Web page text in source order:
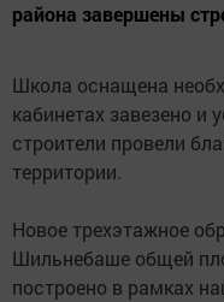
района завершены
Школа оснащена
кабинетах завезено и
строители провели
территории.
Новое трехэтажное
Шильнебаше общей
построено в рамках